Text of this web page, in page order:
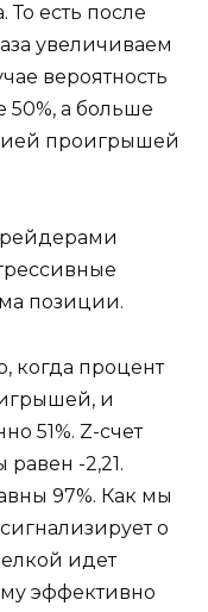
есть после
увеличиваем
вероятность
50%, а больше
проигрышей
позиции.
когда процент
и
51%. Z-счет
-2,21.
97%. Как мы
о
идет
эффективно